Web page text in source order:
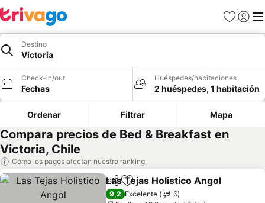
Favoritos
Iniciar
Destino
Victoria
Check-in/out
Fechas
Huéspedes/habitaciones
2 huéspedes, 1 habitación
Ordenar Filtrar Mapa
Compara precios de Bed & Breakfast en
Victoria, Chile
Cómo los pagos afectan nuestro ranking
CompartirAgregar a favoritos
Las Tejas Holistico Angol
9,2 Excelente
6